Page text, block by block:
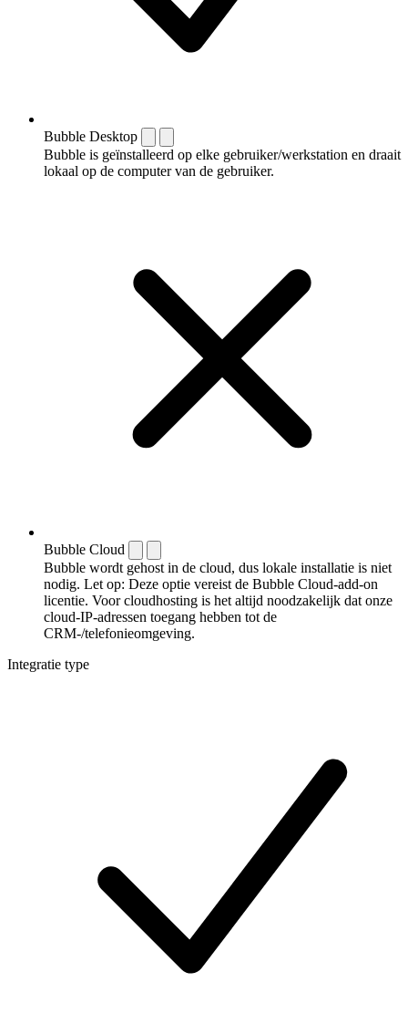
Bubble Desktop
Bubble is geïnstalleerd op elke gebruiker/werkstation en draait
lokaal op de computer van de gebruiker.
Bubble Cloud
Bubble wordt gehost in de cloud, dus lokale installatie is niet
nodig. Let op: Deze optie vereist de Bubble Cloud-add-on
licentie. Voor cloudhosting is het altijd noodzakelijk dat onze
cloud-IP-adressen toegang hebben tot de
CRM-/telefonieomgeving.
Integratie type